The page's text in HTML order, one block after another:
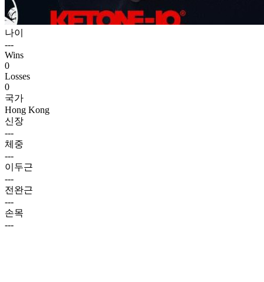
나이
---
Wins
0
Losses
0
국가
Hong Kong
신장
---
체중
---
이두근
---
전완근
---
손목
---